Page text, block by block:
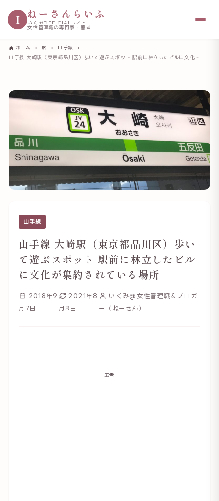
I ねーさんらいふ
いくみOFFICIALサイト
女性管理職の専門家・著者
ホーム 旅
山手線
山手線 大崎駅（東京都品川区）歩いて遊ぶスポット 駅前に林立したビルに文化が集約されている場所
山手線
山手線 大崎駅（東京都品川区）歩い
て遊ぶスポット 駅前に林立したビル
に文化が集約されている場所
2018年9
月7日
2021年8
月8日
いくみ@女性管理職＆ブロガ
ー（ねーさん）
広告